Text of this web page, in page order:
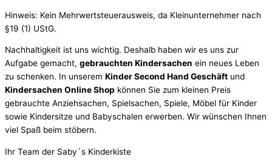
Hinweis: Kein Mehrwertsteuerausweis, da Kleinunternehmer nach
§19 (1) UStG.
Nachhaltigkeit ist uns wichtig. Deshalb haben wir es uns zur
Aufgabe gemacht, gebrauchten Kindersachen ein neues Leben
zu schenken. In unserem Kinder Second Hand Geschäft und
Kindersachen Online Shop können Sie zum kleinen Preis
gebrauchte Anziehsachen, Spiel­sachen, Spiele, Möbel für Kinder
sowie Kindersitze und Babyschalen erwerben. Wir wünschen Ihnen
viel Spaß beim stöbern.
Ihr Team der Saby´s Kinderkiste